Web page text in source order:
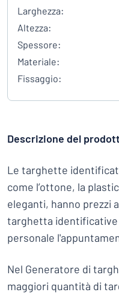
Larghezza:
Altezza:
Spessore:
Materiale:
Fissaggio:
Descrizione del
Le targhette
come l’ottone, la
eleganti, hanno prezzi
targhetta identificative
personale
Nel Generatore di
maggiori quantità di